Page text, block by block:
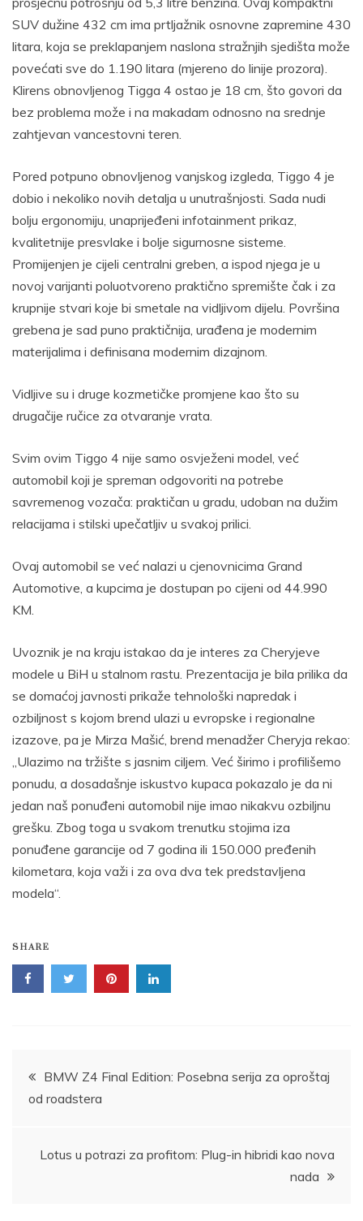
SUV dužine 432 cm ima prtljažnik osnovne zapremine 430
litara, koja se preklapanjem naslona stražnjih sjedišta može
povećati sve do 1.190 litara (mjereno do linije prozora).
Klirens obnovljenog Tigga 4 ostao je 18 cm, što govori da
bez problema može i na makadam odnosno na srednje
zahtjevan vancestovni teren.
Pored potpuno obnovljenog vanjskog izgleda, Tiggo 4 je
dobio i nekoliko novih detalja u unutrašnjosti. Sada nudi
bolju ergonomiju, unaprijeđeni infotainment prikaz,
kvalitetnije presvlake i bolje sigurnosne sisteme.
Promijenjen je cijeli centralni greben, a ispod njega je u
novoj varijanti poluotvoreno praktično spremište čak i za
krupnije stvari koje bi smetale na vidljivom dijelu. Površina
grebena je sad puno praktičnija, urađena je modernim
materijalima i definisana modernim dizajnom.
Vidljive su i druge kozmetičke promjene kao što su
drugačije ručice za otvaranje vrata.
Svim ovim Tiggo 4 nije samo osvježeni model, već
automobil koji je spreman odgovoriti na potrebe
savremenog vozača: praktičan u gradu, udoban na dužim
relacijama i stilski upečatljiv u svakoj prilici.
Ovaj automobil se već nalazi u cjenovnicima Grand
Automotive, a kupcima je dostupan po cijeni od 44.990
KM.
Uvoznik je na kraju istakao da je interes za Cheryjeve
modele u BiH u stalnom rastu. Prezentacija je bila prilika da
se domaćoj javnosti prikaže tehnološki napredak i
ozbiljnost s kojom brend ulazi u evropske i regionalne
izazove, pa je Mirza Mašić, brend menadžer Cheryja rekao:
„Ulazimo na tržište s jasnim ciljem. Već širimo i profilišemo
ponudu, a dosadašnje iskustvo kupaca pokazalo je da ni
jedan naš ponuđeni automobil nije imao nikakvu ozbiljnu
grešku. Zbog toga u svakom trenutku stojima iza
ponuđene garancije od 7 godina ili 150.000 pređenih
kilometara, koja važi i za ova dva tek predstavljena
modela“.
SHARE
Post
navigation
BMW Z4 Final Edition: Posebna serija za oproštaj
od roadstera
Lotus u potrazi za profitom: Plug-in hibridi kao nova
nada